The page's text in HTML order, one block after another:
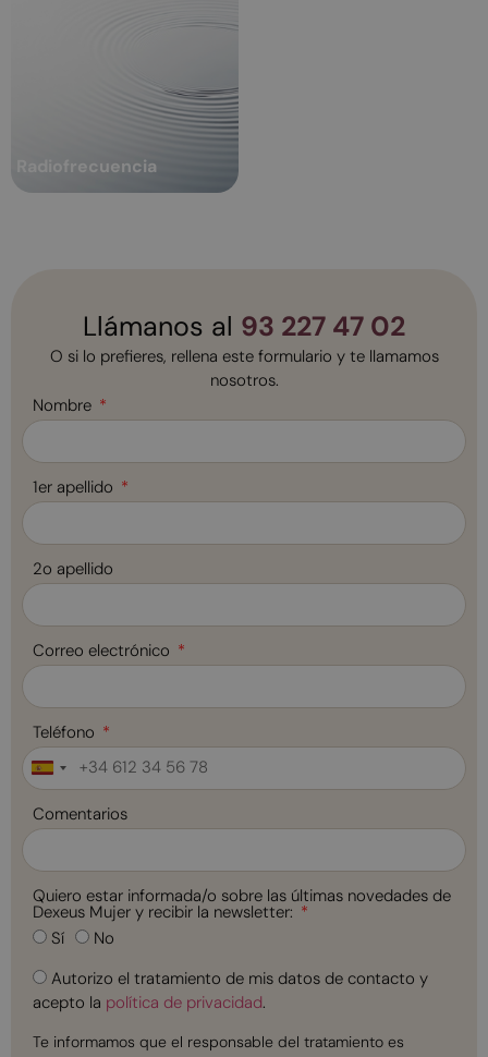
Radiofrecuencia
una técnica médico-estética que
redefine los rasgos, realza las
Ver más
tratamiento para la
Llámanos al 93 227 47 02
O si lo prefieres, rellena este formulario y te llamamos
nosotros.
Nombre
1er apellido
2o apellido
Correo electrónico
Teléfono
Spain
Comentarios
Quiero estar informada/o sobre las últimas novedades de
Dexeus Mujer y recibir la newsletter:
Sí
No
Autorizo el tratamiento de mis datos de contacto y
acepto la política de privacidad.
Te informamos que el responsable del tratamiento es